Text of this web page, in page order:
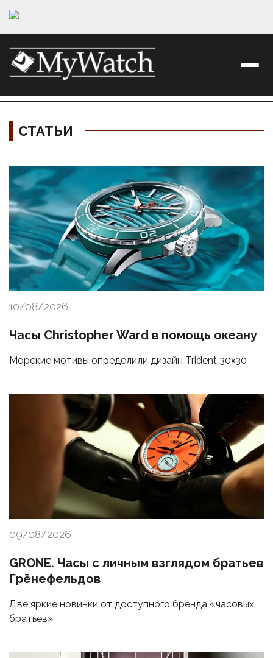
СТАТЬИ
Материалы
10/08/2026
Часы Christopher Ward в помощь океану
Морские мотивы определили дизайн Trident 30×30
09/08/2026
GRONE. Часы с личным взглядом братьев
Грёнефельдов
Две яркие новинки от доступного бренда «часовых
братьев»